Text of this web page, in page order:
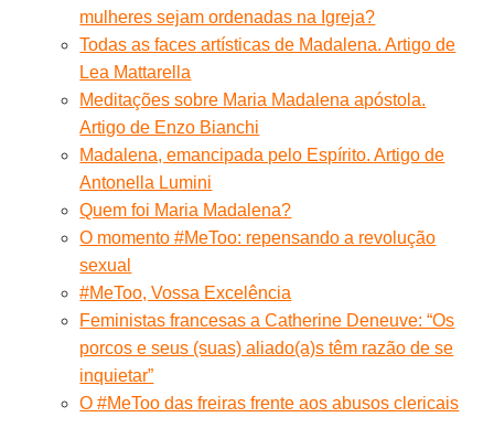
mulheres sejam ordenadas na Igreja?
Todas as faces artísticas de Madalena. Artigo de
Lea Mattarella
Meditações sobre Maria Madalena apóstola.
Artigo de Enzo Bianchi
Madalena, emancipada pelo Espírito. Artigo de
Antonella Lumini
Quem foi Maria Madalena?
O momento #MeToo: repensando a revolução
sexual
#MeToo, Vossa Excelência
Feministas francesas a Catherine Deneuve: “Os
porcos e seus (suas) aliado(a)s têm razão de se
inquietar”
O #MeToo das freiras frente aos abusos clericais